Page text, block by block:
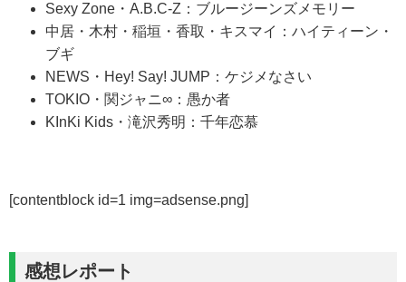
Sexy Zone・A.B.C-Z：ブルージーンズメモリー
中居・木村・稲垣・香取・キスマイ：ハイティーン・
ブギ
NEWS・Hey! Say! JUMP：ケジメなさい
TOKIO・関ジャニ∞：愚か者
KInKi Kids・滝沢秀明：千年恋慕
[contentblock id=1 img=adsense.png]
感想レポート